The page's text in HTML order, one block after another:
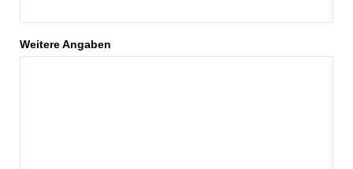
Weitere Angaben